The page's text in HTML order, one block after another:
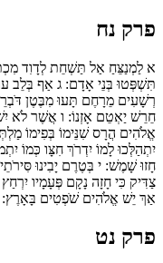
פרק נח
א לַמְנַצֵּחַ אַל תַּשְׁחֵת לְדָוִד
תִּשְׁפְּטוּ בְּנֵי אָדָם: ג אַף בְּלֵב
רְשָׁעִים מֵרָחֶם תָּעוּ מִבֶּטֶן
חֵרֵשׁ יַאְטֵם אָזְנוֹ: ו אֲשֶׁר לֹא
אֱלֹהִים הֲרָס שִׁנֵּימוֹ בְּפִימוֹ
יִתְהַלְּכוּ לָמוֹ יִדְרֹךְ חִצָּו כְּמוֹ
חָזוּ שָׁמֶשׁ: י בְּטֶרֶם יָבִינוּ
צַדִּיק כִּי חָזָה נָקָם פְּעָמָיו
אַךְ יֵשׁ אֱלֹהִים שֹׁפְטִים בָּאָרֶץ:
פרק נט